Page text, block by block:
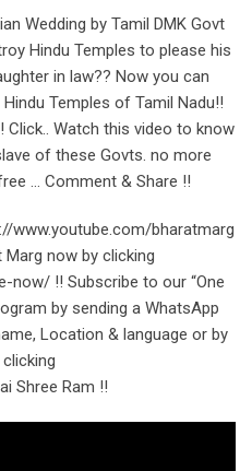
Wedding by Tamil DMK Govt
Hindu Temples to please his
in law?? Now you can
Temples of Tamil Nadu!!
Watch this video to know
of these Govts. no more
… Comment & Share !!
www.youtube.com/bharatmarg
now by clicking
!! Subscribe to our “One
by sending a WhatsApp
Location & language or by
Shree Ram !!